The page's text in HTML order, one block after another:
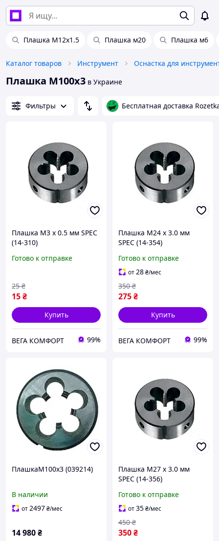
Плашка М12х1.5 Плашка м20 Плашка м6
Каталог товаров Инструмент Оснастка для
Плашка М100х3 в Украине
Фильтры Бесплатная доставка
Плашка М3 х 0.5 мм SPEC
(14-310)
Готово к отправке
15₴
25 ₴
Купить
ВЕГА КОМФОРТ 99%
Плашка М24 х 3.0 мм
SPEC (14-354)
Готово к отправке
от28₴/мес
275₴
350 ₴
Купить
ВЕГА КОМФОРТ 99%
ПлашкаМ100х3 (039214)
В наличии
от2497₴/мес
14 980₴
Плашка М27 х 3.0 мм
SPEC (14-356)
Готово к отправке
от35₴/мес
350₴
450 ₴